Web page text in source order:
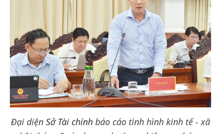
Đại diện Sở Tài chính báo cáo tình hình kinh tế - xã